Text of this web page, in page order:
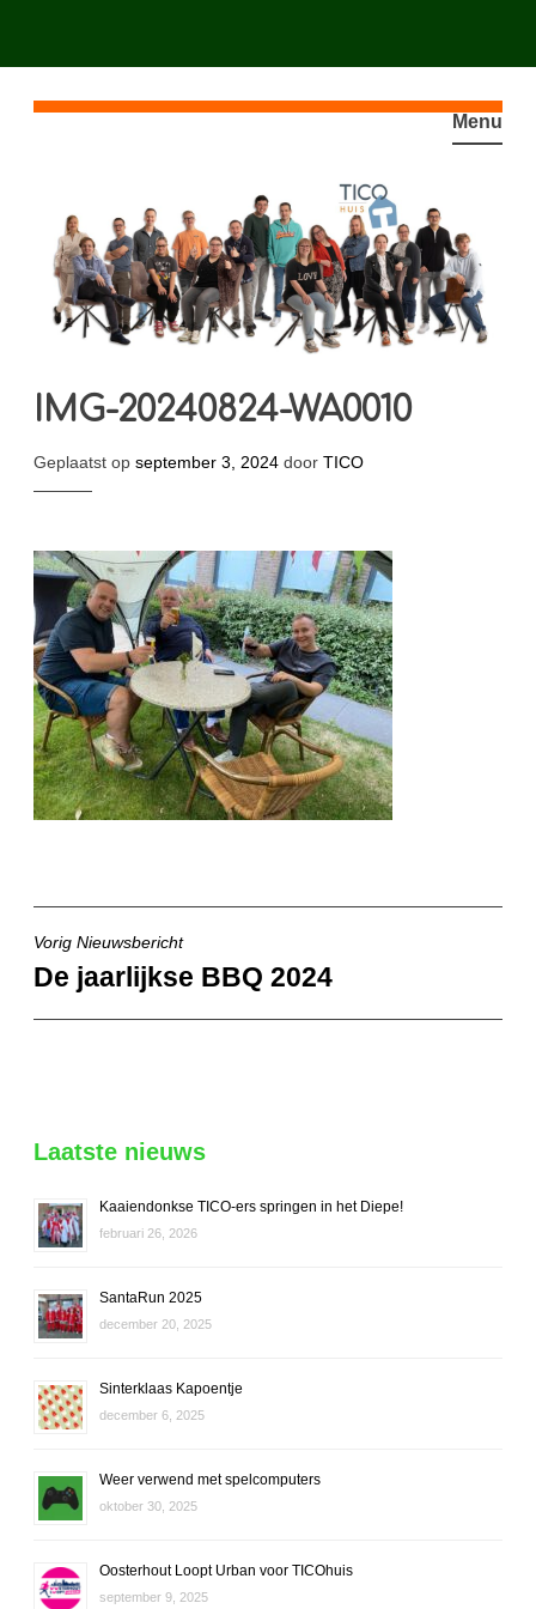
naar
Menu
IMG-20240824-WA0010
Geplaatst op september 3, 2024 door TICO
Bericht
navigatie
Vorig Nieuwsbericht
De jaarlijkse BBQ 2024
Laatste nieuws
Kaaiendonkse TICO-ers springen in het Diepe!
februari 26, 2026
SantaRun 2025
december 20, 2025
Sinterklaas Kapoentje
december 6, 2025
Weer verwend met spelcomputers
oktober 30, 2025
Oosterhout Loopt Urban voor TICOhuis
september 9, 2025